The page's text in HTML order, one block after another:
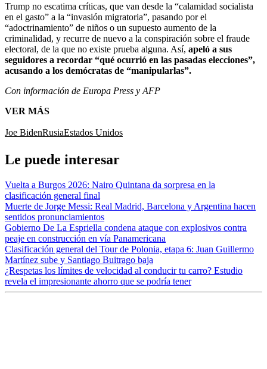
Trump no escatima críticas, que van desde la “calamidad socialista
en el gasto” a la “invasión migratoria”, pasando por el
“adoctrinamiento” de niños o un supuesto aumento de la
criminalidad, y recurre de nuevo a la conspiración sobre el fraude
electoral, de la que no existe prueba alguna. Así, apeló a sus
seguidores a recordar “qué ocurrió en las pasadas elecciones”,
acusando a los demócratas de “manipularlas”.
Con información de Europa Press y AFP
VER MÁS
Joe BidenRusiaEstados Unidos
Le puede interesar
Vuelta a Burgos 2026: Nairo Quintana da sorpresa en la
clasificación general final
Muerte de Jorge Messi: Real Madrid, Barcelona y Argentina hacen
sentidos pronunciamientos
Gobierno De La Espriella condena ataque con explosivos contra
peaje en construcción en vía Panamericana
Clasificación general del Tour de Polonia, etapa 6: Juan Guillermo
Martínez sube y Santiago Buitrago baja
¿Respetas los límites de velocidad al conducir tu carro? Estudio
revela el impresionante ahorro que se podría tener